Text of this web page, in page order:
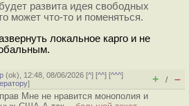
развита идея свободных
может что-то и поменяться.
локальное карго и не
(ok), 12:48, 08/06/2026 [^] [^^] [^^^]
] + / –
Мне не нравится монополия и